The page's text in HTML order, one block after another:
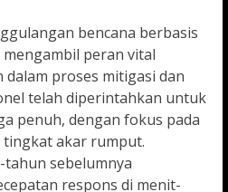
bencana berbasis
mengambil peran vital
proses mitigasi dan
telah diperintahkan untuk
penuh, dengan fokus pada
akar rumput.
sebelumnya
respons di menit-